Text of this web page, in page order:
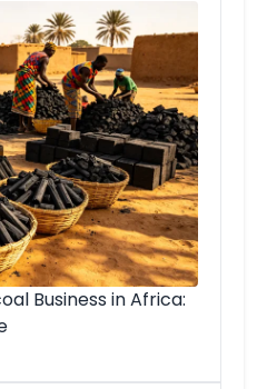
Business in Africa: